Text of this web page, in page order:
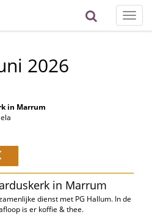
Toggle
2026
in Marrum
in Marrum
dienst met PG Hallum. In de
is er koffie & thee.